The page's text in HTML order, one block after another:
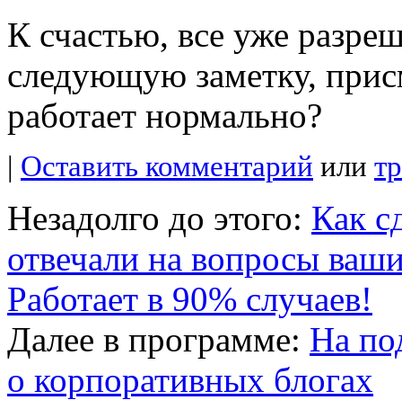
К счастью, все уже
следующую заметку,
работает нормально?
| Оставить комментарий или
Незадолго до этого: Как
отвечали на вопросы
Работает в 90% случаев!
Далее в программе: На
о корпоративных блогах